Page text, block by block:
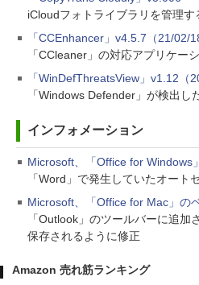
iCloudフォトライブラリを管理す
「CCEnhancer」v4.5.7（21/02/18
「CCleaner」の対応アプリケー
「WinDefThreatsView」v1.12（
「Windows Defender」が検出し
インフォメーション
Microsoft、「Office for Windows
「Word」で発生していたオート
Microsoft、「Office for Mac」の
「Outlook」のツールバーに追加
保存されるように修正
Amazon 売れ筋ランキング